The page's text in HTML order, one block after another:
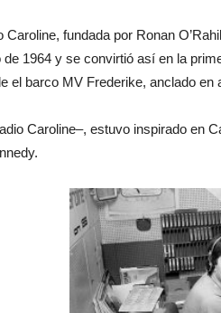
Caroline, fundada por Ronan
1964 y se convirtió así en la
el barco MV Frederike, anclado
Caroline–, estuvo inspirado en